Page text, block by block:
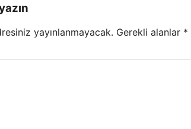
yayınlanmayacak. Gerekli alanlar *